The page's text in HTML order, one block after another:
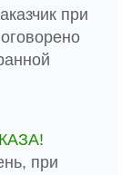
при
при